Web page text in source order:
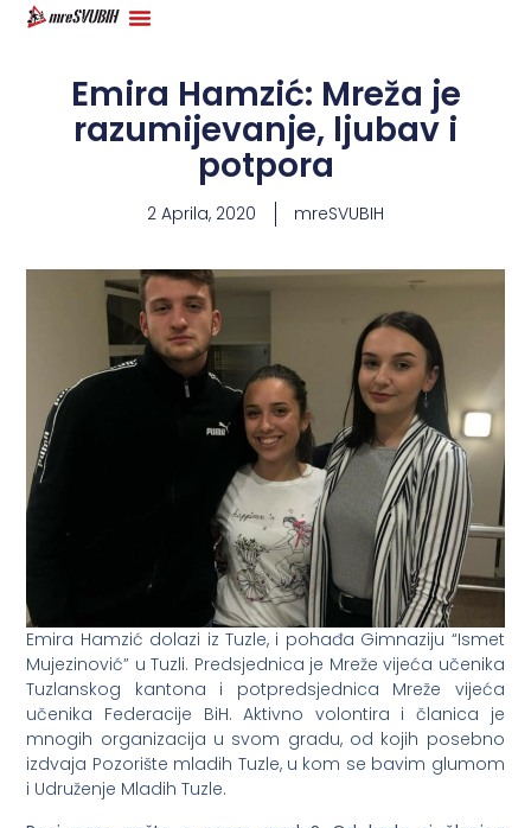
Emira Hamzić: Mreža je
razumijevanje, ljubav i
potpora
2 Aprila, 2020 mreSVUBIH
Emira Hamzić dolazi iz Tuzle, i pohađa Gimnaziju “Ismet
Mujezinović” u Tuzli. Predsjednica je Mreže vijeća učenika
Tuzlanskog kantona i potpredsjednica Mreže vijeća
učenika Federacije BiH. Aktivno volontira i članica je
mnogih organizacija u svom gradu, od kojih posebno
izdvaja Pozorište mladih Tuzle, u kom se bavim glumom
i Udruženje Mladih Tuzle.